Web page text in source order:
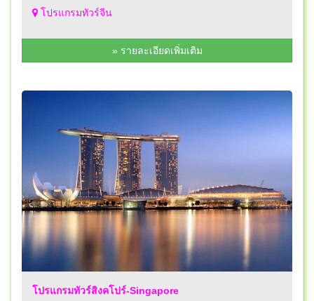
โปรแกรมทัวร์จีน
» รายละเอียดเพิ่มเติม
โปรแกรมทัวร์สิงคโปร์-Singapore